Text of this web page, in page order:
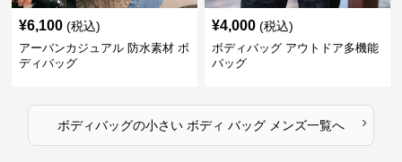
¥6,100 (税込)
アーバンカジュアル 防水素材 ボ
ディバッグ
¥4,000 (税込)
ボディバッグ アウトドア多機能
バッグ
ボディバッグの小さい ボディ バッグ メンズ一覧へ ›